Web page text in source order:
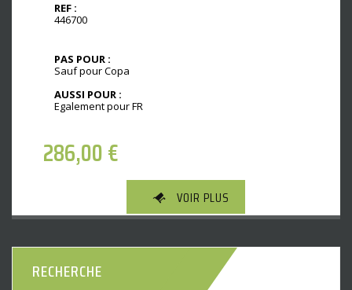
REF :
446700
PAS POUR :
Sauf pour Copa
AUSSI POUR :
Egalement pour FR
286,00€
VOIR PLUS
RECHERCHE